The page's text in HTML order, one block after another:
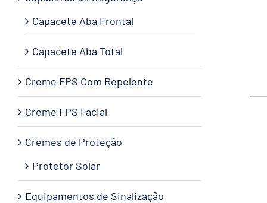
Capacete Aba Frontal
Capacete Aba Total
Creme FPS Com Repelente
Creme FPS Facial
Cremes de Proteção
Protetor Solar
Equipamentos de Sinalização